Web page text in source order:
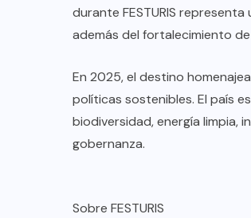
durante FESTURIS
además del fortalecimiento
En 2025, el destino
políticas sostenibles. El país
biodiversidad, energía limpia,
gobernanza.
Sobre FESTURIS